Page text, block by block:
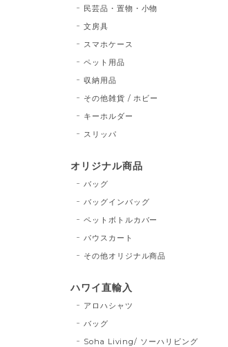
民芸品・置物・小物
文房具
スマホケース
ペット用品
収納用品
その他雑貨 / ホビー
キーホルダー
スリッパ
オリジナル商品
バッグ
バッグインバッグ
ペットボトルカバー
パウスカート
その他オリジナル商品
ハワイ直輸入
アロハシャツ
バッグ
Soha Living/ ソーハリビング